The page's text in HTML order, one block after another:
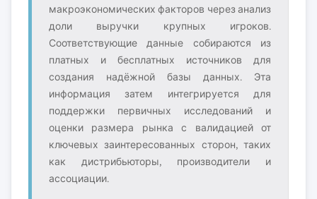
макроэкономических факторов через анализ
доли выручки крупных игроков.
Соответствующие данные собираются из
платных и бесплатных источников для
создания надёжной базы данных. Эта
информация затем интегрируется для
поддержки первичных исследований и
оценки размера рынка с валидацией от
ключевых заинтересованных сторон, таких
как дистрибьюторы, производители и
ассоциации.